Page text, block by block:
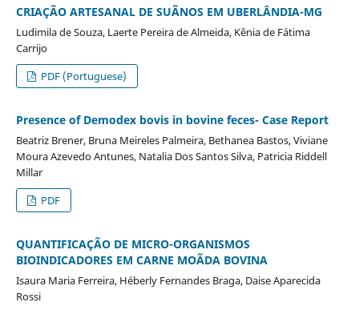
CRIAÇÃO ARTESANAL DE SUÃNOS EM UBERLÂNDIA-MG
Ludimila de Souza, Laerte Pereira de Almeida, Kênia de Fátima
Carrijo
PDF (Portuguese)
Presence of Demodex bovis in bovine feces- Case Report
Beatriz Brener, Bruna Meireles Palmeira, Bethanea Bastos, Viviane
Moura Azevedo Antunes, Natalia Dos Santos Silva, Patricia Riddell
Millar
PDF
QUANTIFICAÇÃO DE MICRO-ORGANISMOS
BIOINDICADORES EM CARNE MOÃDA BOVINA
Isaura Maria Ferreira, Héberly Fernandes Braga, Daise Aparecida
Rossi